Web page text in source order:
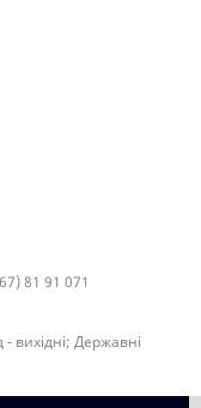
81 91 071
вихідні; Державні